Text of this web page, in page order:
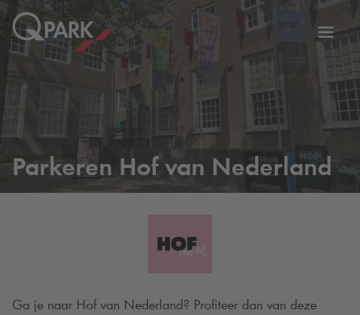
Parkeren Hof van Nederland
Ga je naar Hof van Nederland? Profiteer dan van deze